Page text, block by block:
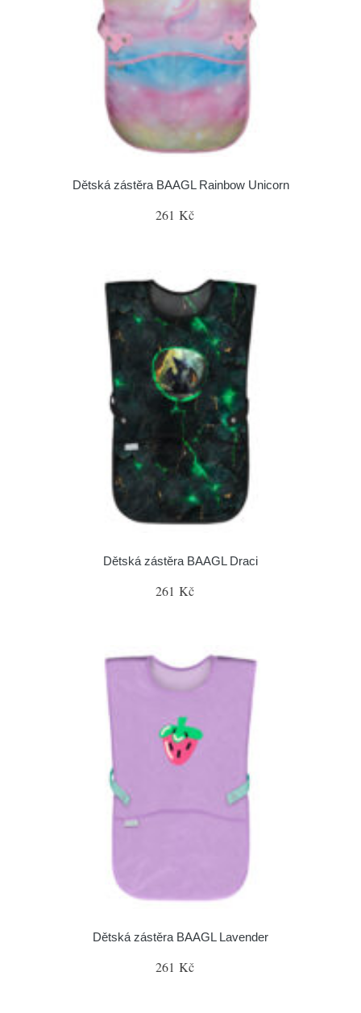
Dětská zástěra BAAGL Rainbow Unicorn
261 Kč
Dětská zástěra BAAGL Draci
261 Kč
Dětská zástěra BAAGL Lavender
261 Kč